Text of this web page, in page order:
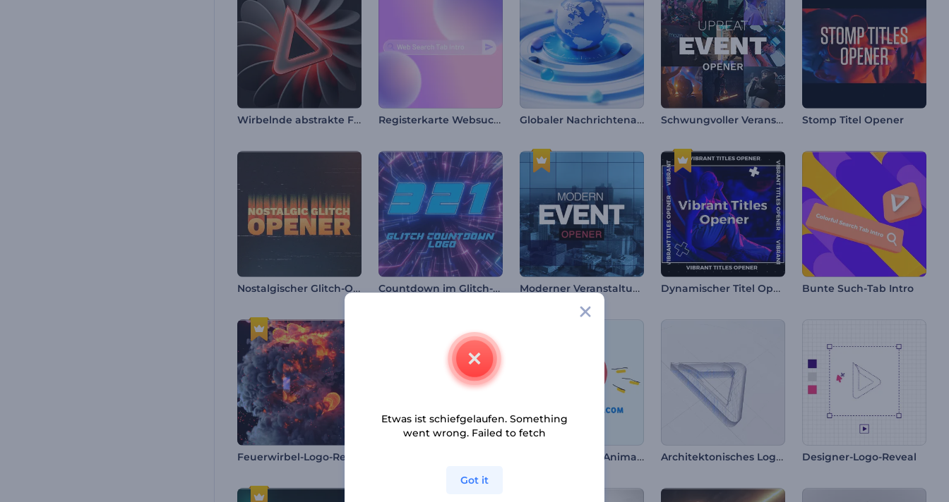
Wirbelnde abstrakte Formen Intro Registerkarte Websuche Intro Globaler Nachrichtenauftakt Schwungvoller Veranstaltungsauftakt Stomp Titel Opener
Nostalgischer Glitch-Opener Countdown im Glitch-Stil Logo Moderner Veranstaltungsopener Dynamischer Titel Opener Bunte Such-Tab Intro
Verspielte Logo-Animation Architektonisches Logo-Reveal Designer-Logo-Reveal
Etwas ist schiefgelaufen. Something
went wrong. Failed to fetch
Got it